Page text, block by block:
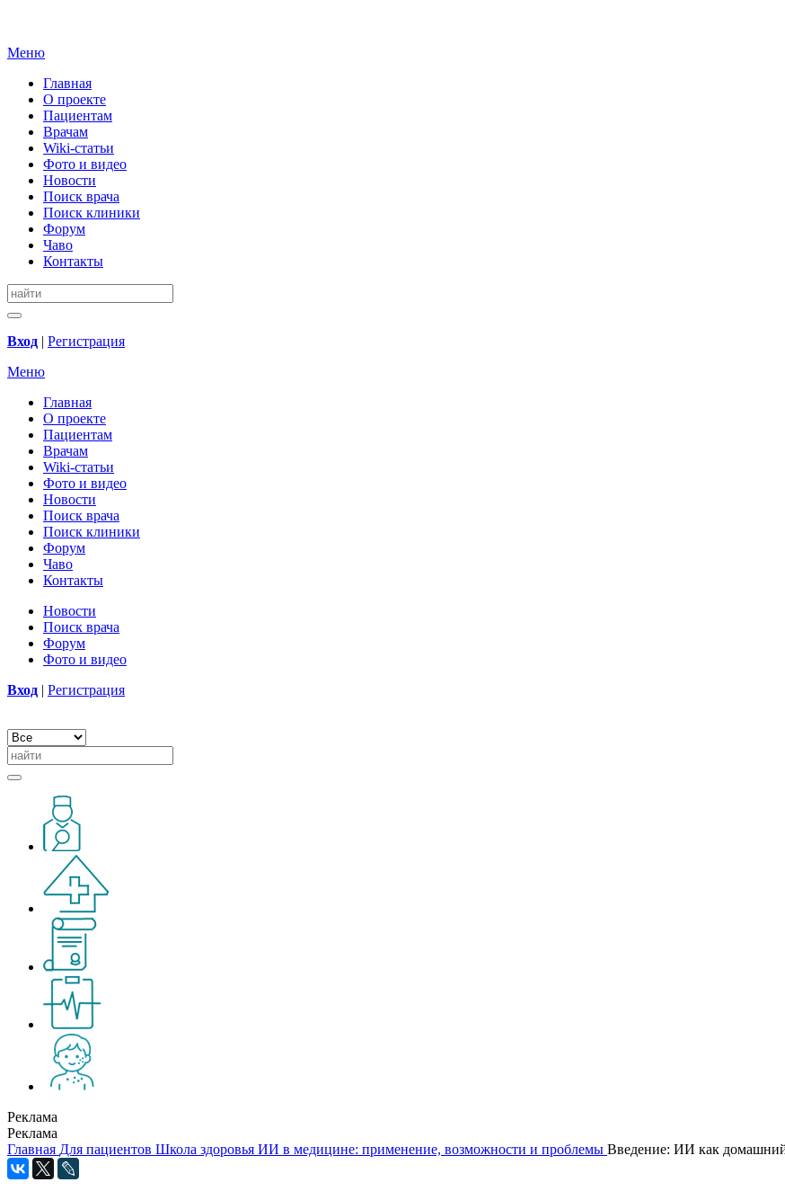
Меню
Главная
О проекте
Пациентам
Врачам
Wiki-статьи
Фото и видео
Новости
Поиск врача
Поиск клиники
Форум
Чаво
Контакты
Вход | Регистрация
Меню
Главная
О проекте
Пациентам
Врачам
Wiki-статьи
Фото и видео
Новости
Поиск врача
Поиск клиники
Форум
Чаво
Контакты
Новости
Поиск врача
Форум
Фото и видео
Вход | Регистрация
Реклама
Реклама
Главная Для пациентов Школа здоровья ИИ в медицине: применение, возможности и проблемы Введение: ИИ как